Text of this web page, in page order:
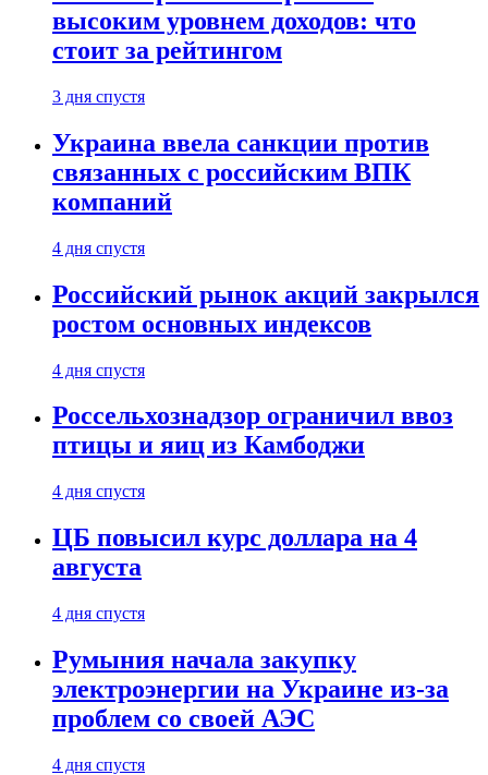
высоким уровнем доходов: что
стоит за рейтингом
3 дня спустя
Украина ввела санкции против
связанных с российским ВПК
компаний
4 дня спустя
Российский рынок акций закрылся
ростом основных индексов
4 дня спустя
Россельхознадзор ограничил ввоз
птицы и яиц из Камбоджи
4 дня спустя
ЦБ повысил курс доллара на 4
августа
4 дня спустя
Румыния начала закупку
электроэнергии на Украине из-за
проблем со своей АЭС
4 дня спустя